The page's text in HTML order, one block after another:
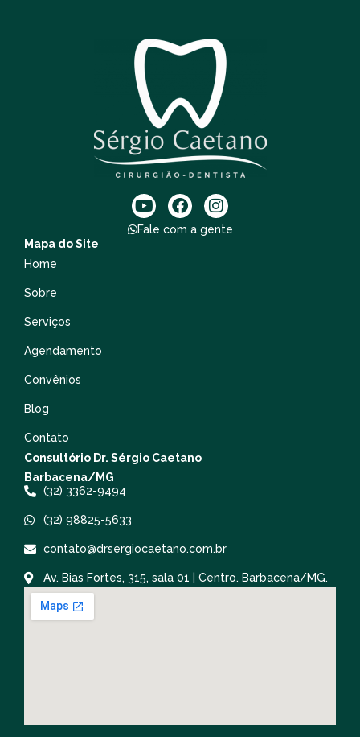
Fale com a gente
Mapa do Site
Home
Sobre
Serviços
Agendamento
Convênios
Blog
Contato
Consultório Dr. Sérgio Caetano
Barbacena/MG
(32) 3362-9494
(32) 98825-5633
contato@drsergiocaetano.com.br
Av. Bias Fortes, 315, sala 01 | Centro. Barbacena/MG.